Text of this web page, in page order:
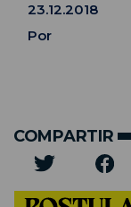
23.12.2018
Por
COMPARTIR